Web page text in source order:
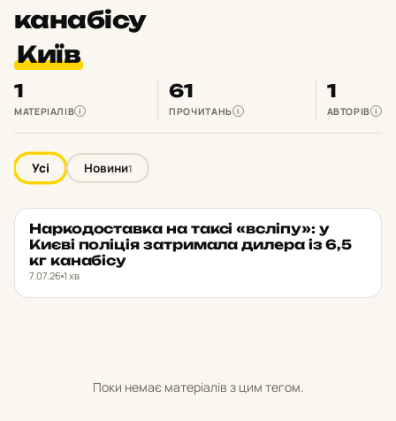
канабісу
Київ
1
МАТЕРІАЛІВ i
61
ПРОЧИТАНЬ i
1
АВТОРІВ i
Усі Новини1
НОВИНИ ★ ОБРАНЕ
Нар­ко­дос­тав­ка на таксі «всліпу»: у
Києві по­лі­ція зат­ри­ма­ла дилера із 6,5
кг ка­на­бі­су
7.07.26 1 хв
Поки немає матеріалів з цим тегом.